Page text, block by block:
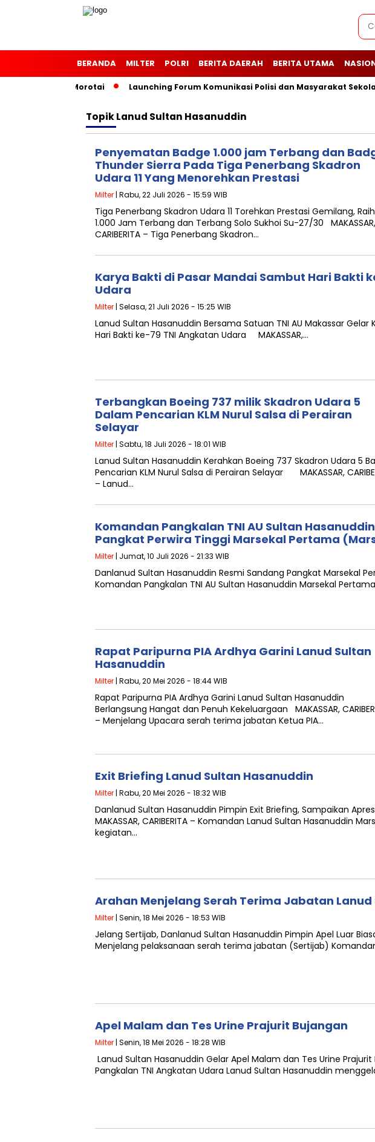
BERANDA MILTER POLRI BERITA DAERAH BERITA UTAMA
1514/Morotai Launching Forum Komunikasi Polisi dan Masyarakat Sekolah
TopikLanud Sultan Hasanuddin
Penyematan Badge 1.000 jam Terbang dan
Thunder Sierra Pada Tiga Penerbang Skadron
Udara 11 Yang Menorehkan Prestasi
Milter | Rabu, 22 Juli 2026 - 15:59 WIB
Tiga Penerbang Skadron Udara 11 Torehkan Prestasi Gemilang, Raih
1.000 Jam Terbang dan Terbang Solo Sukhoi Su-27/30 MAKASSAR,
CARIBERITA – Tiga Penerbang Skadron…
Karya Bakti di Pasar Mandai Sambut Hari Bakti
Udara
Milter | Selasa, 21 Juli 2026 - 15:25 WIB
Lanud Sultan Hasanuddin Bersama Satuan TNI AU Makassar
Hari Bakti ke-79 TNI Angkatan Udara MAKASSAR,…
Terbangkan Boeing 737 milik Skadron Udara 5
Dalam Pencarian KLM Nurul Salsa di Perairan
Selayar
Milter | Sabtu, 18 Juli 2026 - 18:01 WIB
Lanud Sultan Hasanuddin Kerahkan Boeing 737 Skadron Udara 5
Pencarian KLM Nurul Salsa di Perairan Selayar MAKASSAR,
– Lanud…
Komandan Pangkalan TNI AU Sultan
Pangkat Perwira Tinggi Marsekal Pertama
Milter | Jumat, 10 Juli 2026 - 21:33 WIB
Danlanud Sultan Hasanuddin Resmi Sandang Pangkat Marsekal
Komandan Pangkalan TNI AU Sultan Hasanuddin Marsekal
Rapat Paripurna PIA Ardhya Garini Lanud Sultan
Hasanuddin
Milter | Rabu, 20 Mei 2026 - 18:44 WIB
Rapat Paripurna PIA Ardhya Garini Lanud Sultan Hasanuddin
Berlangsung Hangat dan Penuh Kekeluargaan MAKASSAR,
– Menjelang Upacara serah terima jabatan Ketua PIA…
Exit Briefing Lanud Sultan Hasanuddin
Milter | Rabu, 20 Mei 2026 - 18:32 WIB
Danlanud Sultan Hasanuddin Pimpin Exit Briefing, Sampaikan
MAKASSAR, CARIBERITA – Komandan Lanud Sultan Hasanuddin
kegiatan…
Arahan Menjelang Serah Terima Jabatan
Milter | Senin, 18 Mei 2026 - 18:53 WIB
Jelang Sertijab, Danlanud Sultan Hasanuddin Pimpin Apel Luar
Menjelang pelaksanaan serah terima jabatan (Sertijab)
Apel Malam dan Tes Urine Prajurit Bujangan
Milter | Senin, 18 Mei 2026 - 18:28 WIB
Lanud Sultan Hasanuddin Gelar Apel Malam dan Tes Urine Prajurit
Pangkalan TNI Angkatan Udara Lanud Sultan Hasanuddin